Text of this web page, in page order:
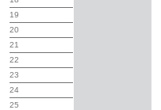
19
20
21
22
23
24
25